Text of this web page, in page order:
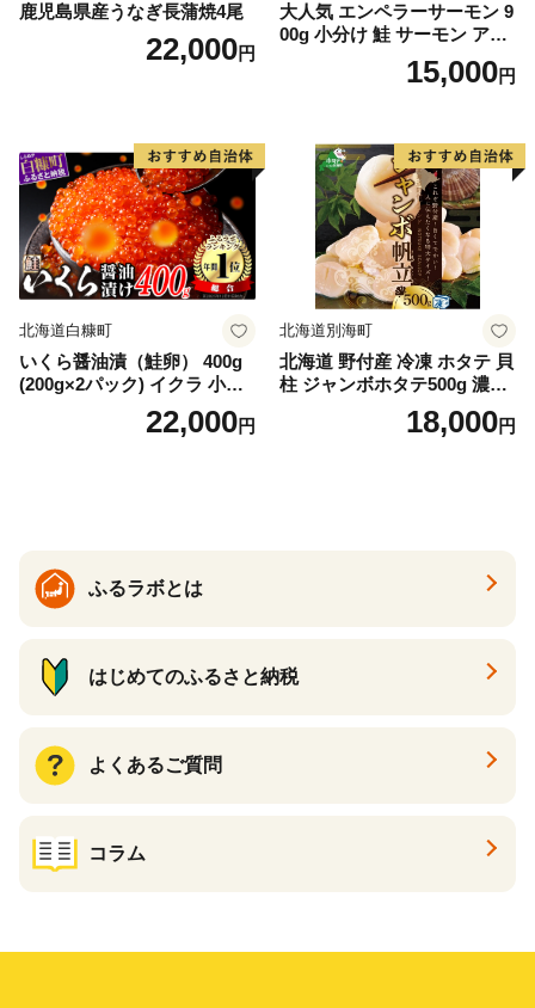
鹿児島県産うなぎ長蒲焼4尾
22,000円
大人気 エンペラーサーモン 9
00g 小分け 鮭 サーモン アト
ランティックサーモン 水産
庁長官賞 受賞 さけ シャケ し
満足 美味しい 贈答 生食用 刺
身 お刺身 刺し身 魚介類 海鮮
冷凍 厚切り 薄切り ふるさと
納税 ふるさとチョイス チョ
イス 北海道 白糠町
15,000円
北海道白糠町
いくら醤油漬（鮭卵） 400g
(200g×2パック) イクラ 小分
け いくら醤油漬 鮭いくら い
くら醤油漬け 鮭 鮭卵 ikura
22,000円
北海道別海町
北海道 野付産 冷凍 ホタテ 貝
柱 ジャンボホタテ500g 濃厚
な旨味と甘み （ほたて ホタ
テ 帆立 貝柱 ホタテ貝柱 大玉
18,000円
ふるラボとは
はじめてのふるさと納税
よくあるご質問
コラム